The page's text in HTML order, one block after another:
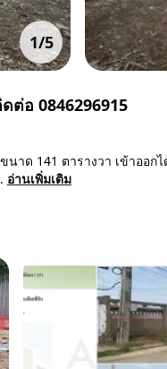
1/5
ต่อ 0846296915
าด 141 ตารางวา เข้าออก
อ่านเพิ่มเติม